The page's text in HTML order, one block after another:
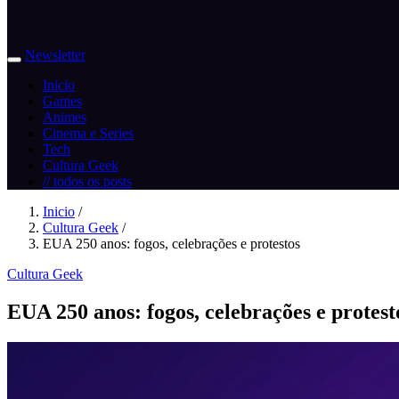
Newsletter
Inicio
Games
Animes
Cinema e Series
Tech
Cultura Geek
// todos os posts
Inicio /
Cultura Geek /
EUA 250 anos: fogos, celebrações e protestos
Cultura Geek
EUA 250 anos: fogos, celebrações e